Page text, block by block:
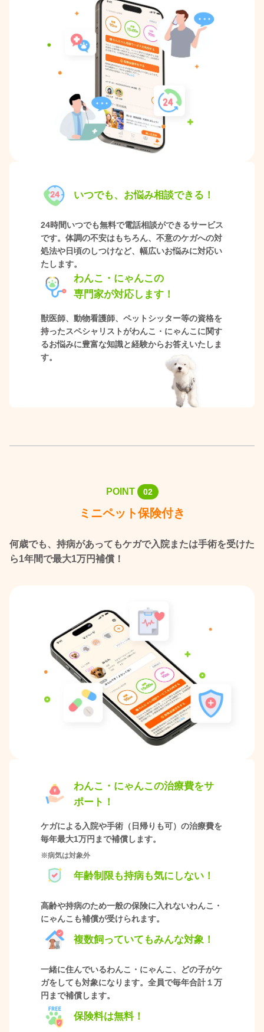
いつでも、お悩み相談できる！
24時間いつでも無料で電話相談ができるサービス
です。体調の不安はもちろん、不意のケガへの対
処法や日頃のしつけなど、幅広いお悩みに対応い
たします。
わんこ・にゃんこの
専門家が対応します！
獣医師、動物看護師、ペットシッター等の資格を
持ったスペシャリストがわんこ・にゃんこに関す
るお悩みに豊富な知識と経験からお答えいたしま
す。
POINT 02
ミニペット保険付き
何歳でも、持病があってもケガで入院または手術を受けた
ら1年間で最大1万円補償！
わんこ・にゃんこの治療費をサ
ポート！
ケガによる入院や手術（日帰りも可）の治療費を
毎年最大1万円まで補償します。
※病気は対象外
年齢制限も持病も気にしない！
高齢や持病のため一般の保険に入れないわんこ・
にゃんこも補償が受けられます。
複数飼っていてもみんな対象！
一緒に住んでいるわんこ・にゃんこ、どの子がケ
ガをしても対象になります。全員で毎年合計１万
円まで補償します。
保険料は無料！